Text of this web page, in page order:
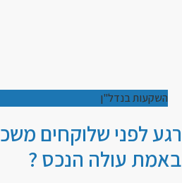
השקעות בנדל"ן
רגע לפני שלוקחים
באמת עולה הנכס ?